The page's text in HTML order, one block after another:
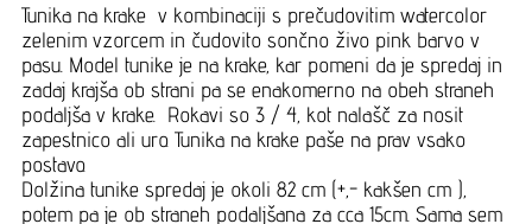
Tunika na krake v kombinaciji s prečudovitim watercolor
zelenim vzorcem in čudovito sončno živo pink barvo v
pasu. Model tunike je na krake, kar pomeni da je spredaj in
zadaj krajša ob strani pa se enakomerno na obeh straneh
podaljša v krake. Rokavi so 3 / 4, kot nalašč za nosit
zapestnico ali uro. Tunika na krake paše na prav vsako
postavo.
Dolžina tunike spredaj je okoli 82 cm (+,- kakšen cm ),
potem pa je ob straneh podaljšana za cca 15cm. Sama sem